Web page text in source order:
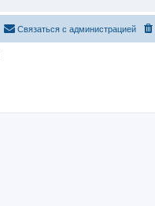
Связаться с администрацией